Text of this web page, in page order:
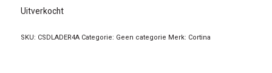
Uitverkocht
SKU: CSDLADER4A Categorie: Geen categorie Merk: Cortina